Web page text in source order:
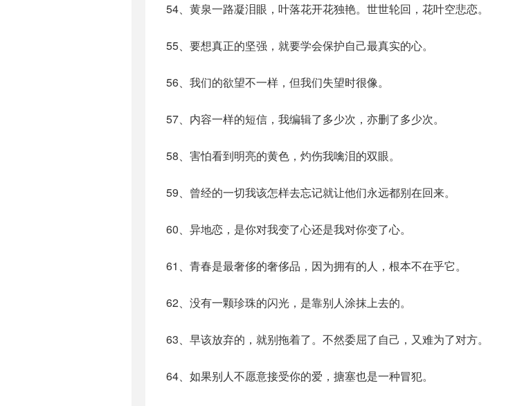
54、黄泉一路凝泪眼，叶落花开花独艳。世世轮回，花叶空悲恋。
55、要想真正的坚强，就要学会保护自己最真实的心。
56、我们的欲望不一样，但我们失望时很像。
57、内容一样的短信，我编辑了多少次，亦删了多少次。
58、害怕看到明亮的黄色，灼伤我噙泪的双眼。
59、曾经的一切我该怎样去忘记就让他们永远都别在回来。
60、异地恋，是你对我变了心还是我对你变了心。
61、青春是最奢侈的奢侈品，因为拥有的人，根本不在乎它。
62、没有一颗珍珠的闪光，是靠别人涂抹上去的。
63、早该放弃的，就别拖着了。不然委屈了自己，又难为了对方。
64、如果别人不愿意接受你的爱，搪塞也是一种冒犯。